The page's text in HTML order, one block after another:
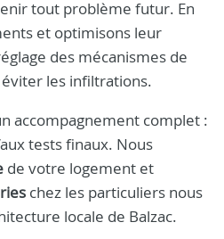
tout problème futur. En
et optimisons leur
des mécanismes de
les infiltrations.
accompagnement complet :
tests finaux. Nous
de votre logement et
chez les particuliers nous
locale de Balzac.